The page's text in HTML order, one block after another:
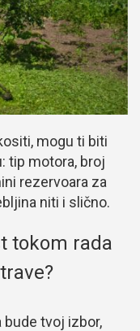
mogu ti biti
tip motora, broj
rezervoara za
niti i slično.
tokom rada
bude tvoj izbor,